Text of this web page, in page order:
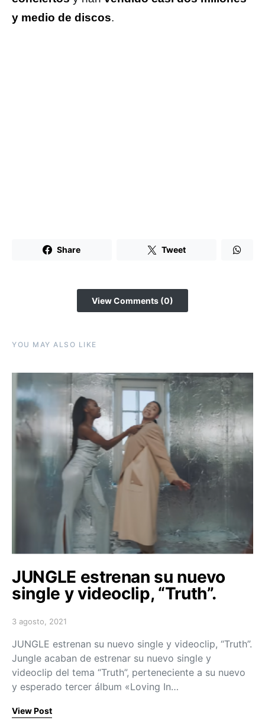
y medio de discos.
Share Tweet
View Comments (0)
YOU MAY ALSO LIKE
JUNGLE estrenan su nuevo
single y videoclip, “Truth”.
Posted on
3 agosto, 2021
JUNGLE estrenan su nuevo single y videoclip, “Truth”.
Jungle acaban de estrenar su nuevo single y
videoclip del tema “Truth”, perteneciente a su nuevo
y esperado tercer álbum «Loving In…
View Post